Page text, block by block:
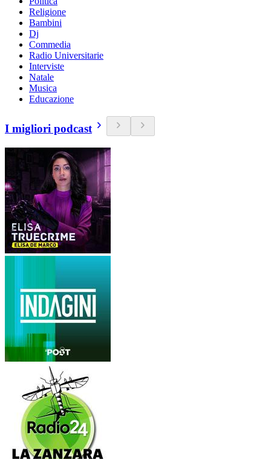
Religione
Bambini
Dj
Commedia
Radio Universitarie
Interviste
Natale
Musica
Educazione
I migliori podcast